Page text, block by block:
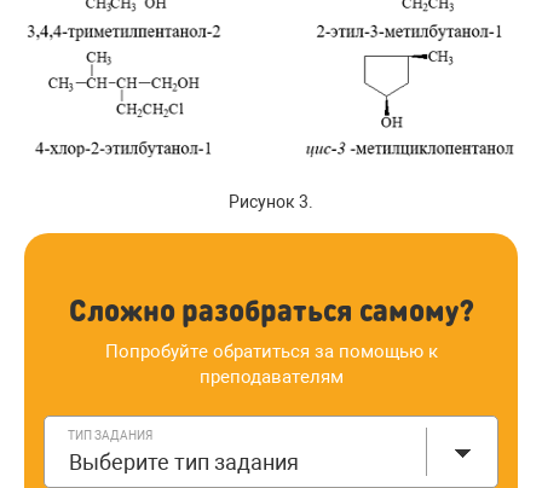
Рисунок 3.
Сложно разобраться самому?
Попробуйте обратиться за помощью к
преподавателям
ТИП ЗАДАНИЯ
Выберите тип задания